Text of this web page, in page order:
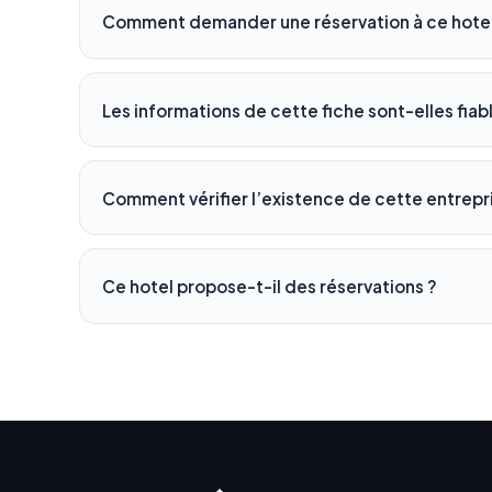
Comment demander une réservation à ce
Les informations de cette fiche sont-elles
Comment vérifier l’existence de cette
Ce hotel propose-t-il des réservations ?